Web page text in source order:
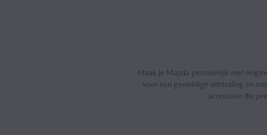
Maak je Mazda persoonlijk met
voor een geweldige uitstraling en
accessoire die